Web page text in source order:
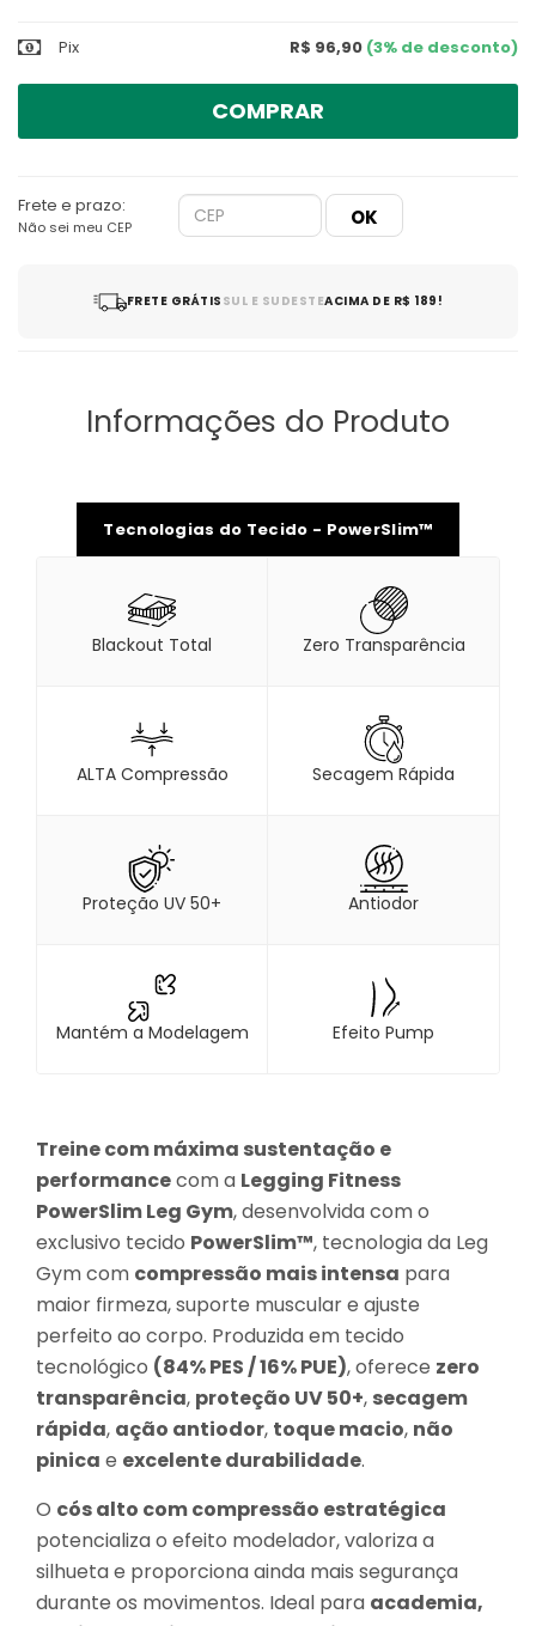
Pix R$ 96,90 (3% de desconto)
COMPRAR
Frete e prazo:
Não sei meu CEP
FRETE GRÁTIS SUL E SUDESTEACIMA DE R$ 189!
Informações do Produto
Tecnologias do Tecido - PowerSlim™
Blackout Total Zero Transparência
ALTA Compressão Secagem Rápida
Proteção UV 50+ Antiodor
Mantém a Modelagem Efeito Pump
Treine com máxima sustentação e
performancecom a Legging Fitness
PowerSlim Leg Gym, desenvolvida com o
exclusivo tecido PowerSlim™, tecnologia da Leg
Gym com compressão mais intensa para
maior firmeza, suporte muscular e ajuste
perfeito ao corpo. Produzida em tecido
tecnológico (84% PES / 16% PUE), oferece zero
transparência, proteção UV 50+, secagem
rápida, ação antiodor, toque macio, não
pinica e excelente durabilidade.
O cós alto com compressão estratégica
potencializa o efeito modelador, valoriza a
silhueta e proporciona ainda mais segurança
durante os movimentos. Ideal para academia,